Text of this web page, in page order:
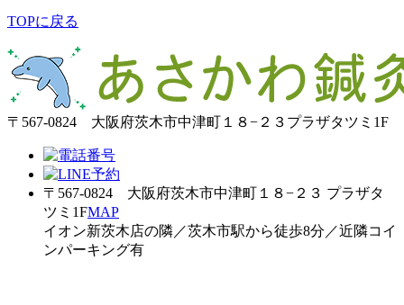
TOPに戻る
〒567-0824 大阪府茨木市中津町１８−２３プラザタツミ1F
〒567-0824 大阪府茨木市中津町１８−２３ プラザタ
ツミ1FMAP
イオン新茨木店の隣／茨木市駅から徒歩8分／近隣コイ
ンパーキング有